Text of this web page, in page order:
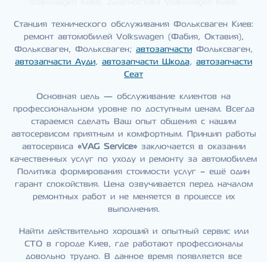
Станция технического обслуживания Фольксваген Киев:
ремонт автомобилей Volkswagen (Фабия, Октавия),
Фольксваген, Фольксваген; автозапчасти Фольксваген,
автозапчасти Ауди, автозапчасти Шкода, автозапчасти
Сеат
Основная цель — обслуживание клиентов на
профессиональном уровне по доступным ценам. Всегда
стараемся сделать Ваш опыт общения с нашим
автосервисом приятным и комфортным. Принцип работы
автосервиса «VAG Service»заключается в оказании
качественных услуг по уходу и ремонту за автомобилем
Политика формирования стоимости услуг – ещё один
гарант спокойствия. Цена озвучивается перед началом
ремонтных работ и не меняется в процессе их
выполнения.
Найти действительно хороший и опытный сервис или
СТО в городе Киев, где работают профессионалы
довольно трудно. В данное время появляется все